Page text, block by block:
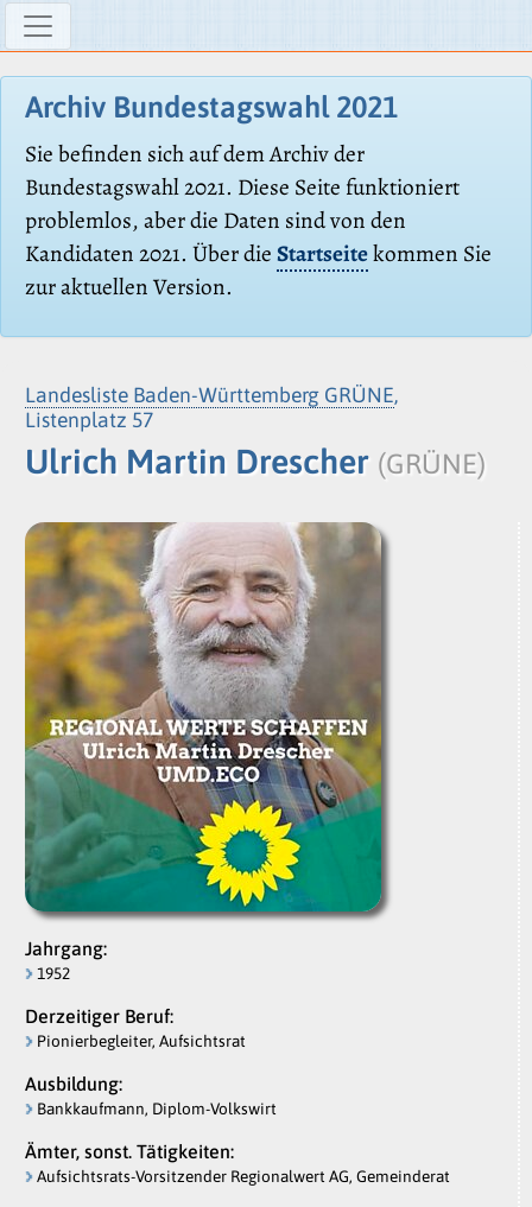
Archiv Bundestagswahl 2021
Sie befinden sich auf dem Archiv der
Bundestagswahl 2021. Diese Seite funktioniert
problemlos, aber die Daten sind von den
Kandidaten 2021. Über dieStartseitekommen Sie
zur aktuellen Version.
Landesliste Baden-Württemberg GRÜNE,
Listenplatz 57
Ulrich Martin Drescher (GRÜNE)
Jahrgang:
1952
Derzeitiger Beruf:
Pionierbegleiter, Aufsichtsrat
Ausbildung:
Bankkaufmann, Diplom-Volkswirt
Ämter, sonst. Tätigkeiten:
Aufsichtsrats-Vorsitzender Regionalwert AG, Gemeinderat